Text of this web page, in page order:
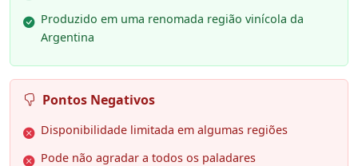
Produzido em uma renomada região vinícola da
Argentina
Pontos Negativos
Disponibilidade limitada em algumas regiões
Pode não agradar a todos os paladares